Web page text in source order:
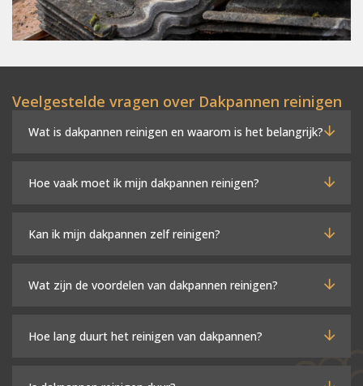
Veelgestelde vragen over Dakpannen reinigen
Wat is dakpannen reinigen en waarom is het belangrijk?
Hoe vaak moet ik mijn dakpannen reinigen?
Kan ik mijn dakpannen zelf reinigen?
Wat zijn de voordelen van dakpannen reinigen?
Hoe lang duurt het reinigen van dakpannen?